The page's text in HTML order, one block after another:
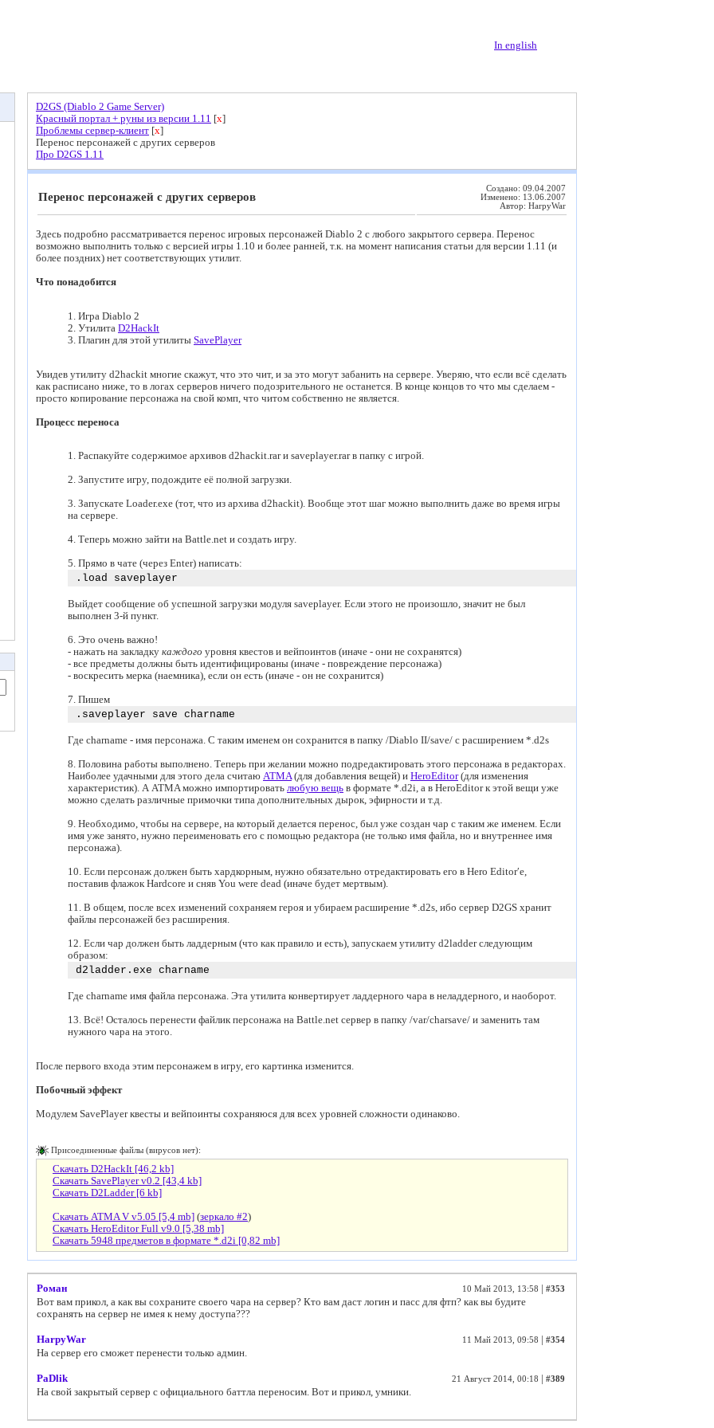
In english
D2GS (Diablo 2 Game Server)
Красный портал + руны из версии 1.11 [x]
Проблемы сервер-клиент [x]
Перенос персонажей с других серверов
Про D2GS 1.11
Перенос персонажей с других серверов
Создано: 09.04.2007
Изменено: 13.06.2007
Автор: HarpyWar
Здесь подробно рассматривается перенос игровых персонажей Diablo 2 с любого закрытого сервера. Перенос
возможно выполнить только с версией игры 1.10 и более ранней, т.к. на момент написания статьи для версии 1.11 (и
более поздних) нет соответствующих утилит.
Что понадобится
1. Игра Diablo 2
2. Утилита D2HackIt
3. Плагин для этой утилиты SavePlayer
Увидев утилиту d2hackit многие скажут, что это чит, и за это могут забанить на сервере. Уверяю, что если всё сделать
как расписано ниже, то в логах серверов ничего подозрительного не останется. В конце концов то что мы сделаем -
просто копирование персонажа на свой комп, что читом собственно не является.
Процесс переноса
1. Распакуйте содержимое архивов d2hackit.rar и saveplayer.rar в папку с игрой.
2. Запустите игру, подождите её полной загрузки.
3. Запускате Loader.exe (тот, что из архива d2hackit). Вообще этот шаг можно выполнить даже во время игры
на сервере.
4. Теперь можно зайти на Battle.net и создать игру.
5. Прямо в чате (через Enter) написать:
.load saveplayer
Выйдет сообщение об успешной загрузки модуля saveplayer. Если этого не произошло, значит не был
выполнен 3-й пункт.
6. Это очень важно!
- нажать на закладку каждого уровня квестов и вейпоинтов (иначе - они не сохранятся)
- все предметы должны быть идентифицированы (иначе - повреждение персонажа)
- воскресить мерка (наемника), если он есть (иначе - он не сохранится)
7. Пишем
.saveplayer save charname
Где charname - имя персонажа. С таким именем он сохранится в папку /Diablo II/save/ с расширением *.d2s
8. Половина работы выполнено. Теперь при желании можно подредактировать этого персонажа в редакторах.
Наиболее удачными для этого дела считаю ATMA(для добавления вещей) и HeroEditor(для изменения
характеристик). А ATMA можно импортировать любую вещь в формате *.d2i, а в HeroEditor к этой вещи уже
можно сделать различные примочки типа дополнительных дырок, эфирности и т.д.
9. Необходимо, чтобы на сервере, на который делается перенос, был уже создан чар с таким же именем. Если
имя уже занято, нужно переименовать его с помощью редактора (не только имя файла, но и внутреннее имя
персонажа).
10. Если персонаж должен быть хардкорным, нужно обязательно отредактировать его в Hero Editor′e,
поставив флажок Hardcore и сняв You were dead (иначе будет мертвым).
11. В общем, после всех изменений сохраняем героя и убираем расширение *.d2s, ибо сервер D2GS хранит
файлы персонажей без расширения.
12. Если чар должен быть ладдерным (что как правило и есть), запускаем утилиту d2ladder следующим
образом:
d2ladder.exe charname
Где charname имя файла персонажа. Эта утилита конвертирует ладдерного чара в неладдерного, и наоборот.
13. Всё! Осталось перенести файлик персонажа на Battle.net сервер в папку /var/charsave/ и заменить там
нужного чара на этого.
После первого входа этим персонажем в игру, его картинка изменится.
Побочный эффект
Модулем SavePlayer квесты и вейпоинты сохраняюся для всех уровней сложности одинаково.
Присоединенные файлы (вирусов нет):
Скачать D2HackIt [46,2 kb]
Скачать SavePlayer v0.2 [43,4 kb]
Скачать D2Ladder [6 kb]
Скачать ATMA V v5.05 [5,4 mb] (зеркало #2)
Скачать HeroEditor Full v9.0 [5,38 mb]
Скачать 5948 предметов в формате *.d2i [0,82 mb]
Роман 10 Май 2013, 13:58 #353
Вот вам прикол, а как вы сохраните своего чара на сервер? Кто вам даст логин и пасс для фтп? как вы будите
сохранять на сервер не имея к нему доступа???
HarpyWar 11 Май 2013, 09:58 #354
На сервер его сможет перенести только админ.
PaDlik 21 Август 2014, 00:18 #389
На свой закрытый сервер с официального баттла переносим. Вот и прикол, умники.